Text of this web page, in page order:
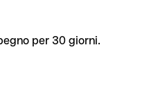
per 30 giorni.